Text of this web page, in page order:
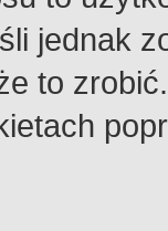
jednak
to